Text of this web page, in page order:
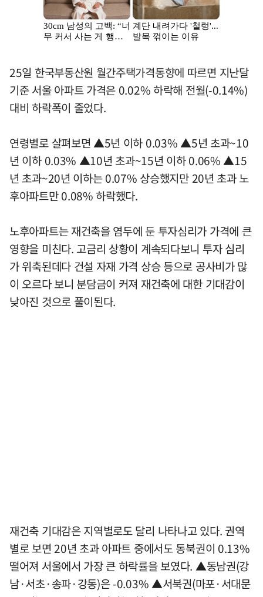
25일 한국부동산원 월간주택가격동향에 따르면 지난달
기준 서울 아파트 가격은 0.02% 하락해 전월(-0.14%)
대비 하락폭이 줄었다.
연령별로 살펴보면 ▲5년 이하 0.03% ▲5년 초과~10
년 이하 0.03% ▲10년 초과~15년 이하 0.06% ▲15
년 초과~20년 이하는 0.07% 상승했지만 20년 초과 노
후아파트만 0.08% 하락했다.
노후아파트는 재건축을 염두에 둔 투자심리가 가격에 큰
영향을 미친다. 고금리 상황이 계속되다보니 투자 심리
가 위축된데다 건설 자재 가격 상승 등으로 공사비가 많
이 오르다 보니 분담금이 커져 재건축에 대한 기대감이
낮아진 것으로 풀이된다.
재건축 기대감은 지역별로도 달리 나타나고 있다. 권역
별로 보면 20년 초과 아파트 중에서도 동북권이 0.13%
떨어져 서울에서 가장 큰 하락률을 보였다. ▲동남권(강
남·서초·송파·강동)은 -0.03% ▲서북권(마포·서대문